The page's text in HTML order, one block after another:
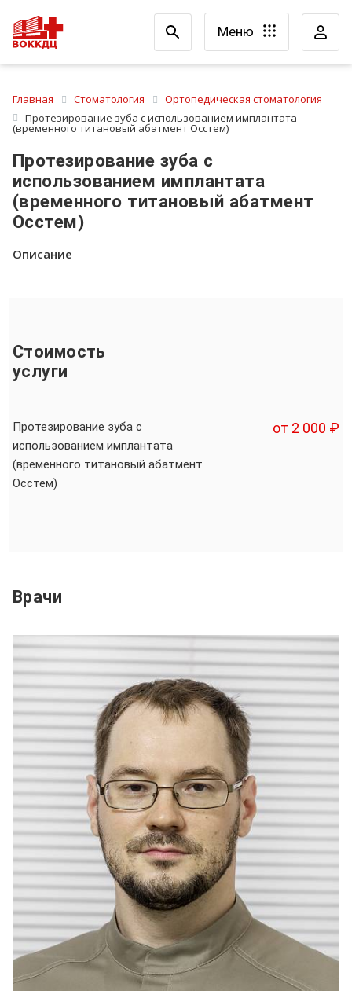
Меню
Главная Стоматология
Ортопедическая стоматология
Протезирование зуба с использованием имплантата
(временного титановый абатмент Осстем)
Протезирование зуба с
использованием имплантата
(временного титановый абатмент
Осстем)
Описание
Стоимость
услуги
Протезирование зуба с
использованием имплантата
(временного титановый абатмент
Осстем)
от 2 000 ₽
Врачи